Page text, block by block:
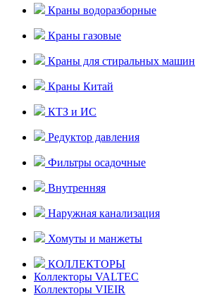
Краны водоразборные
Краны газовые
Краны для стиральных машин
Краны Китай
КТЗ и ИС
Редуктор давления
Фильтры осадочные
Внутренняя
Наружная канализация
Хомуты и манжеты
КОЛЛЕКТОРЫ
Коллекторы VALTEC
Коллекторы VIEIR